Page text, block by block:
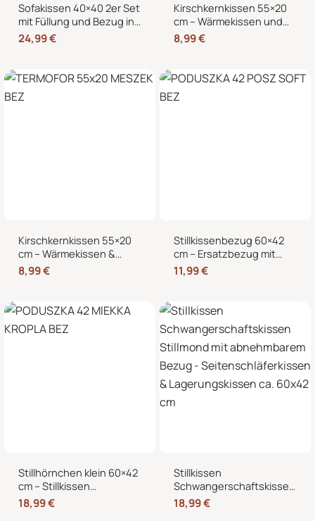
Sofakissen 40×40 2er Set
mit Füllung und Bezug in
edler Cord-Optik –
Dekokissen für Sofa,
24,99€
Kirschkernkissen 55×20
cm – Wärmekissen und
Kältekissen mit 100%
Kirschkernen, für
Nacken Rücken Bauch
8,99€
Kirschkernkissen 55×20
cm – Wärmekissen &
Kältekissen für
Mikrowelle, Nacken,
8,99€
Stillkissenbezug 60×42
cm – Ersatzbezug mit
Reißverschluss für
Stillmond & Stillhörnchen
11,99€
Stillhörnchen klein 60×42
cm – Stillkissen
Mondkissen mit
abnehmbarem Bezug für
18,99€
Stillkissen
Schwangerschaftskissen
Stillmond mit
abnehmbarem Bezug –
18,99€